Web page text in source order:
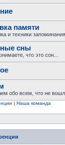
памяти
и техники
сны
что это сон...
обо всем, что не
| Наша команда